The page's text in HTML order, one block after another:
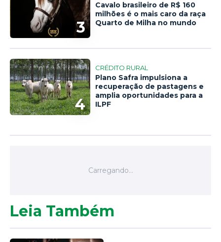
3
Cavalo brasileiro de R$ 160
milhões é o mais caro da raça
Quarto de Milha no mundo
4
CRÉDITO RURAL
Plano Safra impulsiona a
recuperação de pastagens e
amplia oportunidades para a
ILPF
Leia Também